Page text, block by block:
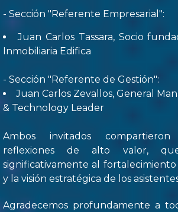
- Sección "Referente Empresarial":
Juan Carlos Tassara, Socio
Inmobiliaria Edifica
- Sección "Referente de Gestión":
Juan Carlos Zevallos, General
& Technology Leader
Ambos invitados
reflexiones de alto valor,
significativamente al
y la visión estratégica de los
Agradecemos profundamente a